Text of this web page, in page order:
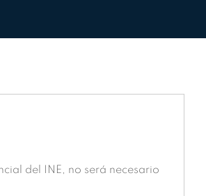
del INE, no será necesario